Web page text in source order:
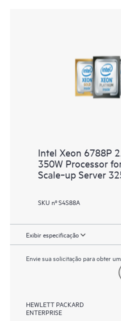
Intel Xeon 6788P
350W Processor
Scale‑up Server
SKU nº S4S88A
Exibir especificação
Envie sua solicitação para obter
HEWLETT PACKARD
ENTERPRISE